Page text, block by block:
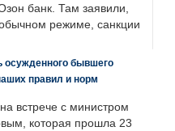
банк. Там заявили,
режиме, санкции
бывшего
правил и норм
встрече с министром
которая прошла 23